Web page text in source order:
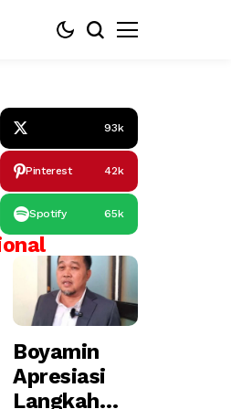
93k
Pinterest 42k
Spotify 65k
Boyamin
Apresiasi
Langkah